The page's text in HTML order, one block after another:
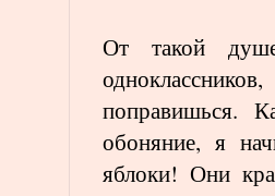
От такой
поправишься.
обоняние, я
яблоки! Они